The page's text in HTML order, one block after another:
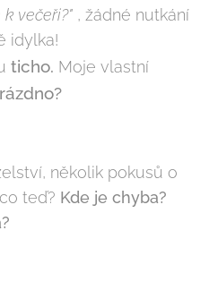
večeři?" , žádné nutkání
idylka!
ticho. Moje vlastní
několik pokusů o
teď? Kde je chyba?